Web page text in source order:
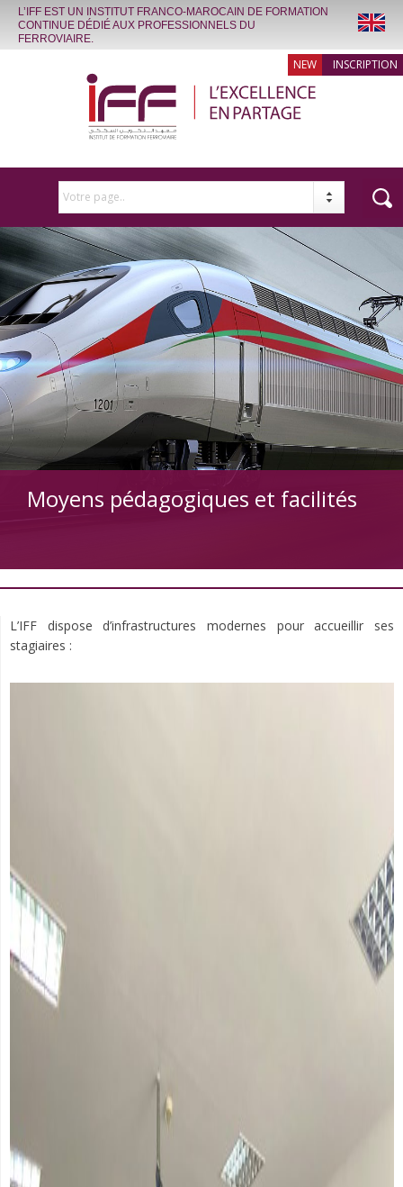
L’IFF EST UN INSTITUT FRANCO-MAROCAIN DE FORMATION
CONTINUE DÉDIÉ AUX PROFESSIONNELS DU
FERROVIAIRE.
INSCRIPTION
Votre page..
Moyens pédagogiques et facilités
L’IFF dispose d’infrastructures modernes pour accueillir ses
stagiaires :